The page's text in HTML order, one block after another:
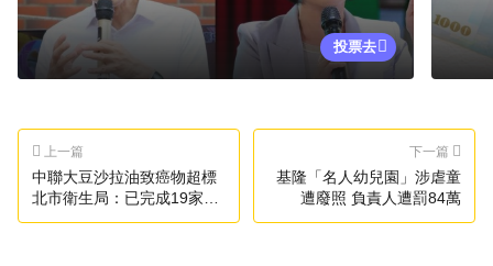
投票去
上一篇
中聯大豆沙拉油致癌物超標
北市衛生局：已完成19家業
者查核並擴大抽驗
下一篇
基隆「名人幼兒園」涉虐童
遭廢照 負責人遭罰84萬